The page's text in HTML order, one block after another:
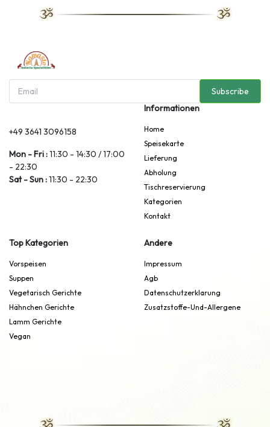
Subscribe
+49 3641 3096158
Mon - Fri :11:30 - 14:30 / 17:00
- 22:30
Sat - Sun :11:30 - 22:30
Informationen
Home
Speisekarte
Lieferung
Abholung
Tischreservierung
Kategorien
Kontakt
Top Kategorien
Vorspeisen
Suppen
Vegetarisch Gerichte
Hähnchen Gerichte
Lamm Gerichte
Vegan
Andere
Impressum
Agb
Datenschutzerklarung
Zusatzstoffe-Und-Allergene